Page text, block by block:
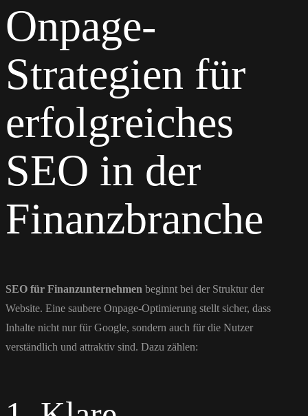
Onpage-
Strategien für
erfolgreiches
SEO in der
Finanzbranche
SEO für Finanzunternehmen beginnt bei der Struktur der
Website. Eine saubere Onpage-Optimierung stellt sicher, dass
Inhalte nicht nur für Google, sondern auch für die Nutzer
verständlich und attraktiv sind. Dazu zählen: